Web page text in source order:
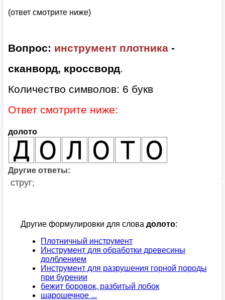
(ответ смотрите ниже)
Вопрос: инструмент плотника -
сканворд, кроссворд.
Количество символов: 6 букв
Ответ смотрите ниже:
долото
Другие ответы:
струг;
Другие формулировки для слова долото:
Плотничный инструмент
Инструмент для обработки древесины
долблением
Инструмент для разрушения горной породы
при бурении
бежит боровок, разбитый лобок
шарошечное ...